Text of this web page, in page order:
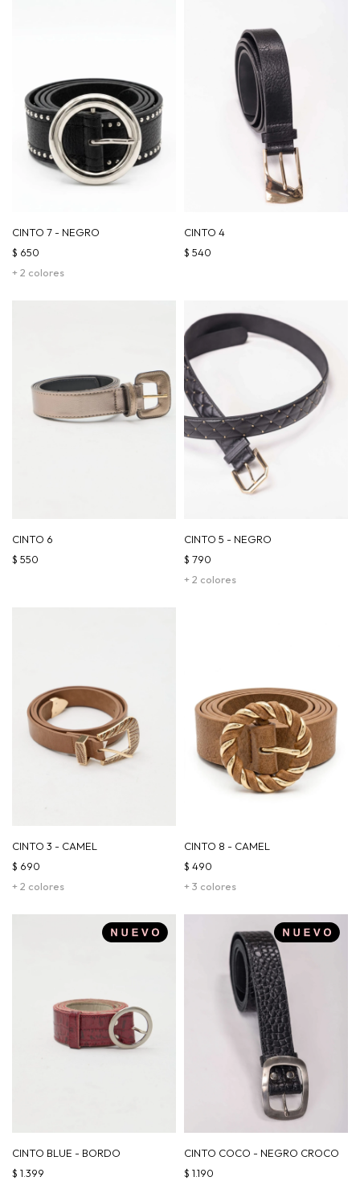
CINTO 7 - NEGRO
+ 2 colores
$ 650
CINTO 4
$ 540
CINTO 6
$ 550
CINTO 5 - NEGRO
+ 2 colores
$ 790
CINTO 3 - CAMEL
+ 2 colores
$ 690
CINTO 8 - CAMEL
+ 3 colores
$ 490
CINTO BLUE - BORDO
$ 1.399
CINTO COCO - NEGRO CROCO
$ 1.190